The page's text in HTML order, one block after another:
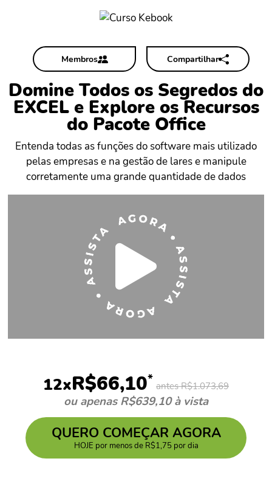
Compartilhar
Membros
Domine Todos os Segredos do
EXCEL e Explore os Recursos
do Pacote Office
Entenda todas as funções do software mais utilizado
pelas empresas e na gestão de lares e manipule
corretamente uma grande quantidade de dados
12xR$66,10* antes R$1.073,69
ou apenas R$639,10 à vista
QUERO COMEÇAR AGORA
HOJE por menos de R$1,75 por dia